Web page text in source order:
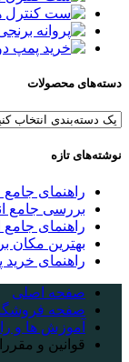
دسته‌های محصولات
نوشته‌های تازه
راهنمای
بررسی جامع
راهنمای
بهترین
راهنمای
صفحه اصلی
صفحه
آموزش ها و
قوانین و